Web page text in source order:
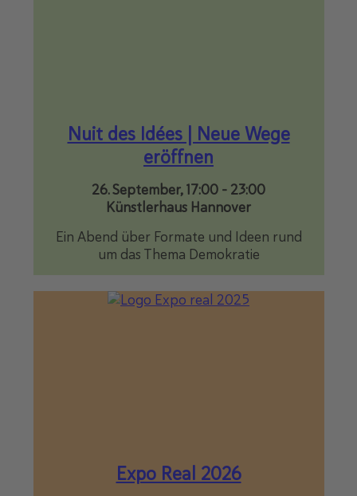
Nuit des Idées | Neue Wege
eröffnen
Ein Abend über Formate und Ideen rund
um das Thema Demokratie
26. September, 17:00 - 23:00
Künstlerhaus Hannover
Expo Real 2026